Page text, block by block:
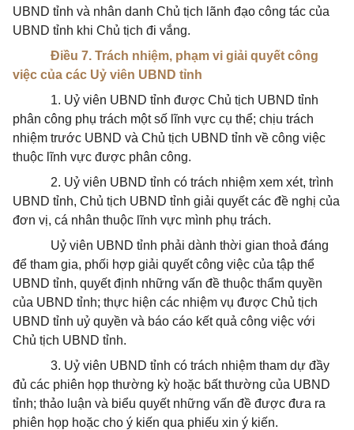
UBND tỉnh và nhân danh Chủ tịch lãnh đạo công tác của
UBND tỉnh khi Chủ tịch đi vắng.
Điều 7. Trách nhiệm, phạm vi giải quyết công
việc của các Uỷ viên UBND tỉnh
1. Uỷ viên UBND tỉnh được Chủ tịch UBND tỉnh
phân công phụ trách một số lĩnh vực cụ thể; chịu trách
nhiệm trước UBND và Chủ tịch UBND tỉnh về công việc
thuộc lĩnh vực được phân công.
2. Uỷ viên UBND tỉnh có trách nhiệm xem xét, trình
UBND tỉnh, Chủ tịch UBND tỉnh giải quyết các đề nghị của
đơn vị, cá nhân thuộc lĩnh vực mình phụ trách.
Uỷ viên UBND tỉnh phải dành thời gian thoả đáng
để tham gia, phối hợp giải quyết công việc của tập thể
UBND tỉnh, quyết định những vấn đề thuộc thẩm quyền
của UBND tỉnh; thực hiện các nhiệm vụ được Chủ tịch
UBND tỉnh uỷ quyền và báo cáo kết quả công việc với
Chủ tịch UBND tỉnh.
3. Uỷ viên UBND tỉnh có trách nhiệm tham dự đầy
đủ các phiên họp thường kỳ hoặc bất thường của UBND
tỉnh; thảo luận và biểu quyết những vấn đề được đưa ra
phiên họp hoặc cho ý kiến qua phiếu xin ý kiến.